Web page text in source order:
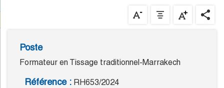
Poste
Formateur en Tissage traditionnel-Marrakech
Référence : RH653/2024